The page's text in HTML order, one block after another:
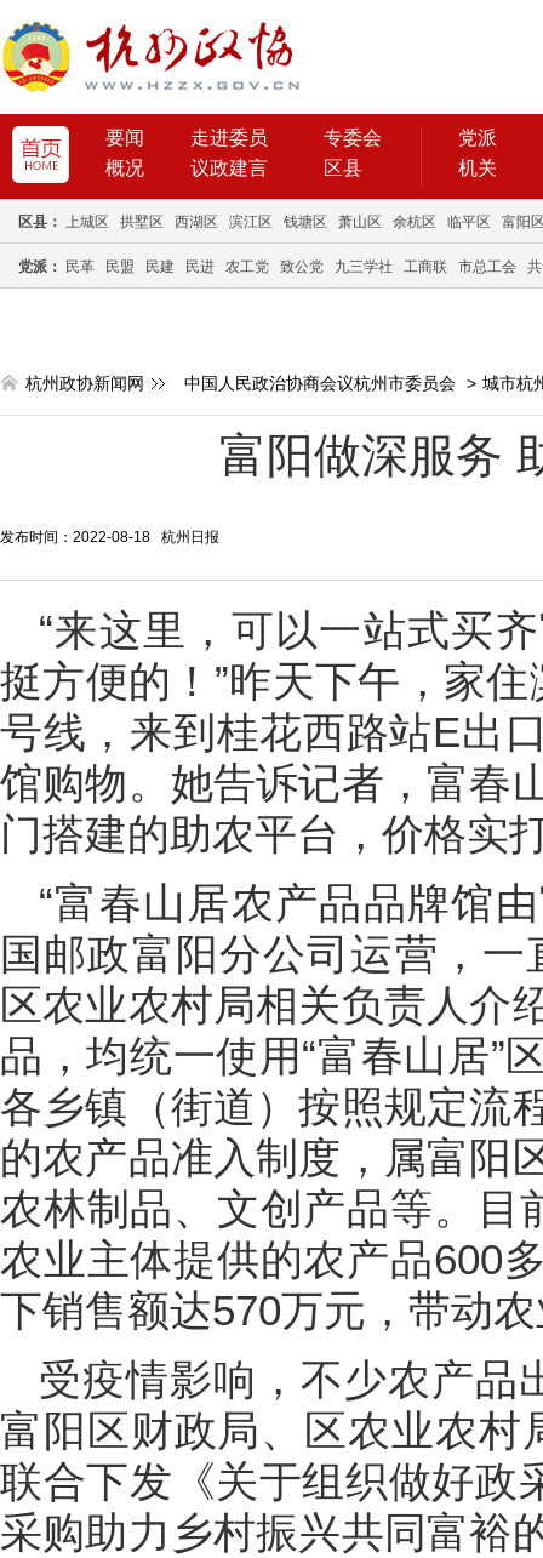
要闻 走进委员
专委会
概况
议政建言 区县
党派
机关
区县： 上城区 拱墅区 西湖区 滨江区 钱塘区 萧山区 余杭区 临平区 富阳
党派： 民革 民盟 民建 民进 农工党 致公党 九三学社 工商联 市总工会
杭州政协新闻网 中国人民政治协商会议杭州市委员会 > 城市杭
富阳做深服务
发布时间：2022-08-18 杭州日报
“来这里，可以一站式买
挺方便的！”昨天下午，家
号线，来到桂花西路站E出
馆购物。她告诉记者，富春
门搭建的助农平台，价格实
“富春山居农产品品牌馆
国邮政富阳分公司运营，
区农业农村局相关负责人介
品，均统一使用“富春山居”
各乡镇（街道）按照规定流
的农产品准入制度，属富阳
农林制品、文创产品等。目
农业主体提供的农产品600
下销售额达570万元，带动
受疫情影响，不少农产品
富阳区财政局、区农业农
联合下发《关于组织做好政
采购助力乡村振兴共同富裕